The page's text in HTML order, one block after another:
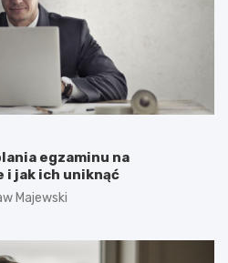
egzaminu na
i jak ich uniknąć
Majewski